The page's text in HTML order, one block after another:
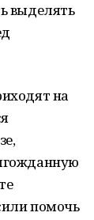
выделять
на
помочь